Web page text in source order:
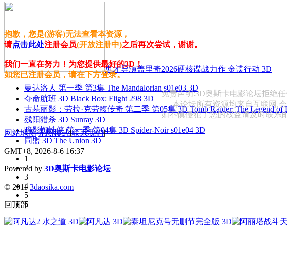
鬼才导演盖里奇2026硬核谍战力作 金谍行动 3D
曼达洛人 第一季 第3集 The Mandalorian s01e03 3D
夺命航班 3D Black Box: Flight 298 3D
古墓丽影：劳拉·克劳馥传奇 第二季 第05集 3D Tomb Raider: The Legend of
残阳猎杀 3D Sunray 3D
暗影蜘蛛侠 第一季 第04集 3D Spider-Noir s01e04 3D
同盟 3D The Union 3D
1
2
3
4
5
6
抱歉，您是(游客)无法查看本资源，
请点击此处注册会员(开放注册中)之后再次尝试，谢谢。
我们一直在努力！为您提供最好的3D！
如您已注册会员，请在下方登录。
免责声明:3D奥斯卡电影论坛拒绝
本论坛所有资源均来自互联网,
如不慎侵犯了您的权益请及时联系
网站地图|无图模式|联系我们|
GMT+8, 2026-8-6 16:37
Powered by 3D奥斯卡电影论坛
© 20113daosika.com
回顶部